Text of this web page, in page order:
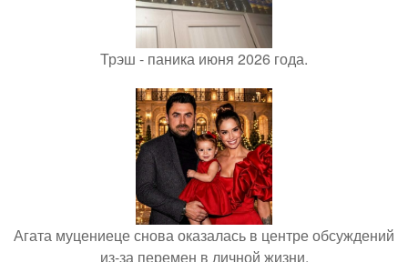
Трэш - паника июня 2026 года.
Агата муцениеце снова оказалась в центре обсуждений
из-за перемен в личной жизни.